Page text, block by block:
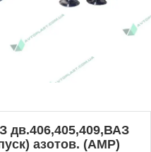
дв.406,405,409,ВАЗ
азотов. (AMP)